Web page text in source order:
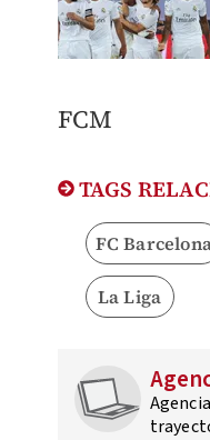
FCM
TAGS
FC
La Liga